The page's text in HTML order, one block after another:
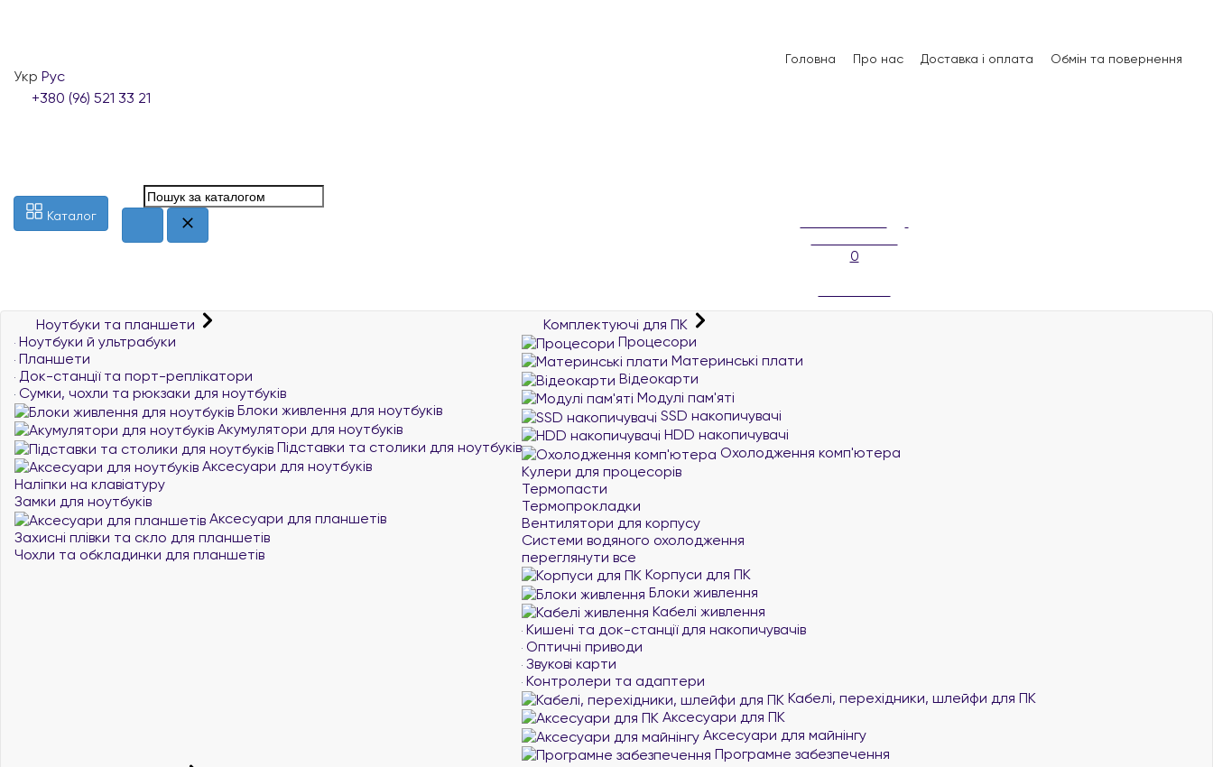
Головна Про нас Доставка і оплата Обмін та повернення
Укр Рус
+380 (96) 521 33 21
Каталог
0
Ноутбуки та планшети
Ноутбуки й ультрабуки
Планшети
Док-станції та порт-реплікатори
Сумки, чохли та рюкзаки для ноутбуків
Блоки живлення для ноутбуків
Акумулятори для ноутбуків
Підставки та столики для ноутбуків
Аксесуари для ноутбуків
Наліпки на клавіатуру
Замки для ноутбуків
Аксесуари для планшетів
Захисні плівки та скло для планшетів
Чохли та обкладинки для планшетів
Комплектуючі для ПК
Процесори
Материнські плати
Відеокарти
Модулі пам'яті
SSD накопичувачі
HDD накопичувачі
Охолодження комп'ютера
Кулери для процесорів
Термопасти
Термопрокладки
Вентилятори для корпусу
Системи водяного охолодження
переглянути все
Корпуси для ПК
Блоки живлення
Кабелі живлення
Кишені та док-станції для накопичувачів
Оптичні приводи
Звукові карти
Контролери та адаптери
Кабелі, перехідники, шлейфи для ПК
Аксесуари для ПК
Аксесуари для майнінгу
Програмне забезпечення